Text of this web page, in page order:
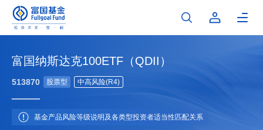
富国纳斯达克100ETF（QDII）
513870 股票型 中高风险(R4)
基金产品风险等级说明及各类型投资者适当性匹配关系